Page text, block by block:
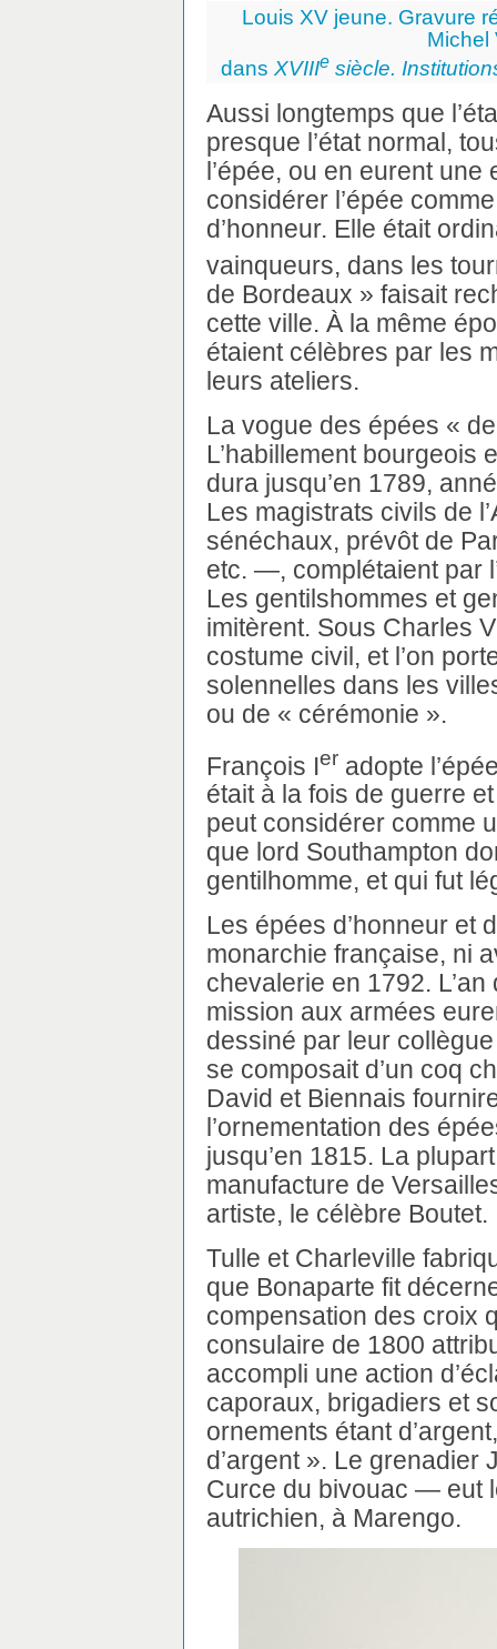
Louis XV jeune. Gravure
Michel
dans XVIIIe siècle.
Aussi longtemps que
presque l’état normal,
l’épée, ou en eurent
considérer l’épée
d’honneur. Elle était
vainqueurs, dans les
de Bordeaux » faisait
cette ville. À la même
étaient célèbres par les
leurs ateliers.
La vogue des épées «
L’habillement bourgeois
dura jusqu’en 1789,
Les magistrats civils de
sénéchaux, prévôt de
etc. —, complétaient par
Les gentilshommes et
imitèrent. Sous Charles
costume civil, et l’on
solennelles dans les
ou de « cérémonie ».
François Ier adopte
était à la fois de guerre
peut considérer comme
que lord Southampton
gentilhomme, et qui fut
Les épées d’honneur et
monarchie française, ni
chevalerie en 1792.
mission aux armées
dessiné par leur
se composait d’un coq
David et Biennais
l’ornementation des
jusqu’en 1815. La
manufacture de
artiste, le célèbre Boutet.
Tulle et Charleville
que Bonaparte fit
compensation des croix
consulaire de 1800
accompli une action
caporaux, brigadiers et
ornements étant
d’argent ». Le
Curce du bivouac — eut
autrichien, à Marengo.